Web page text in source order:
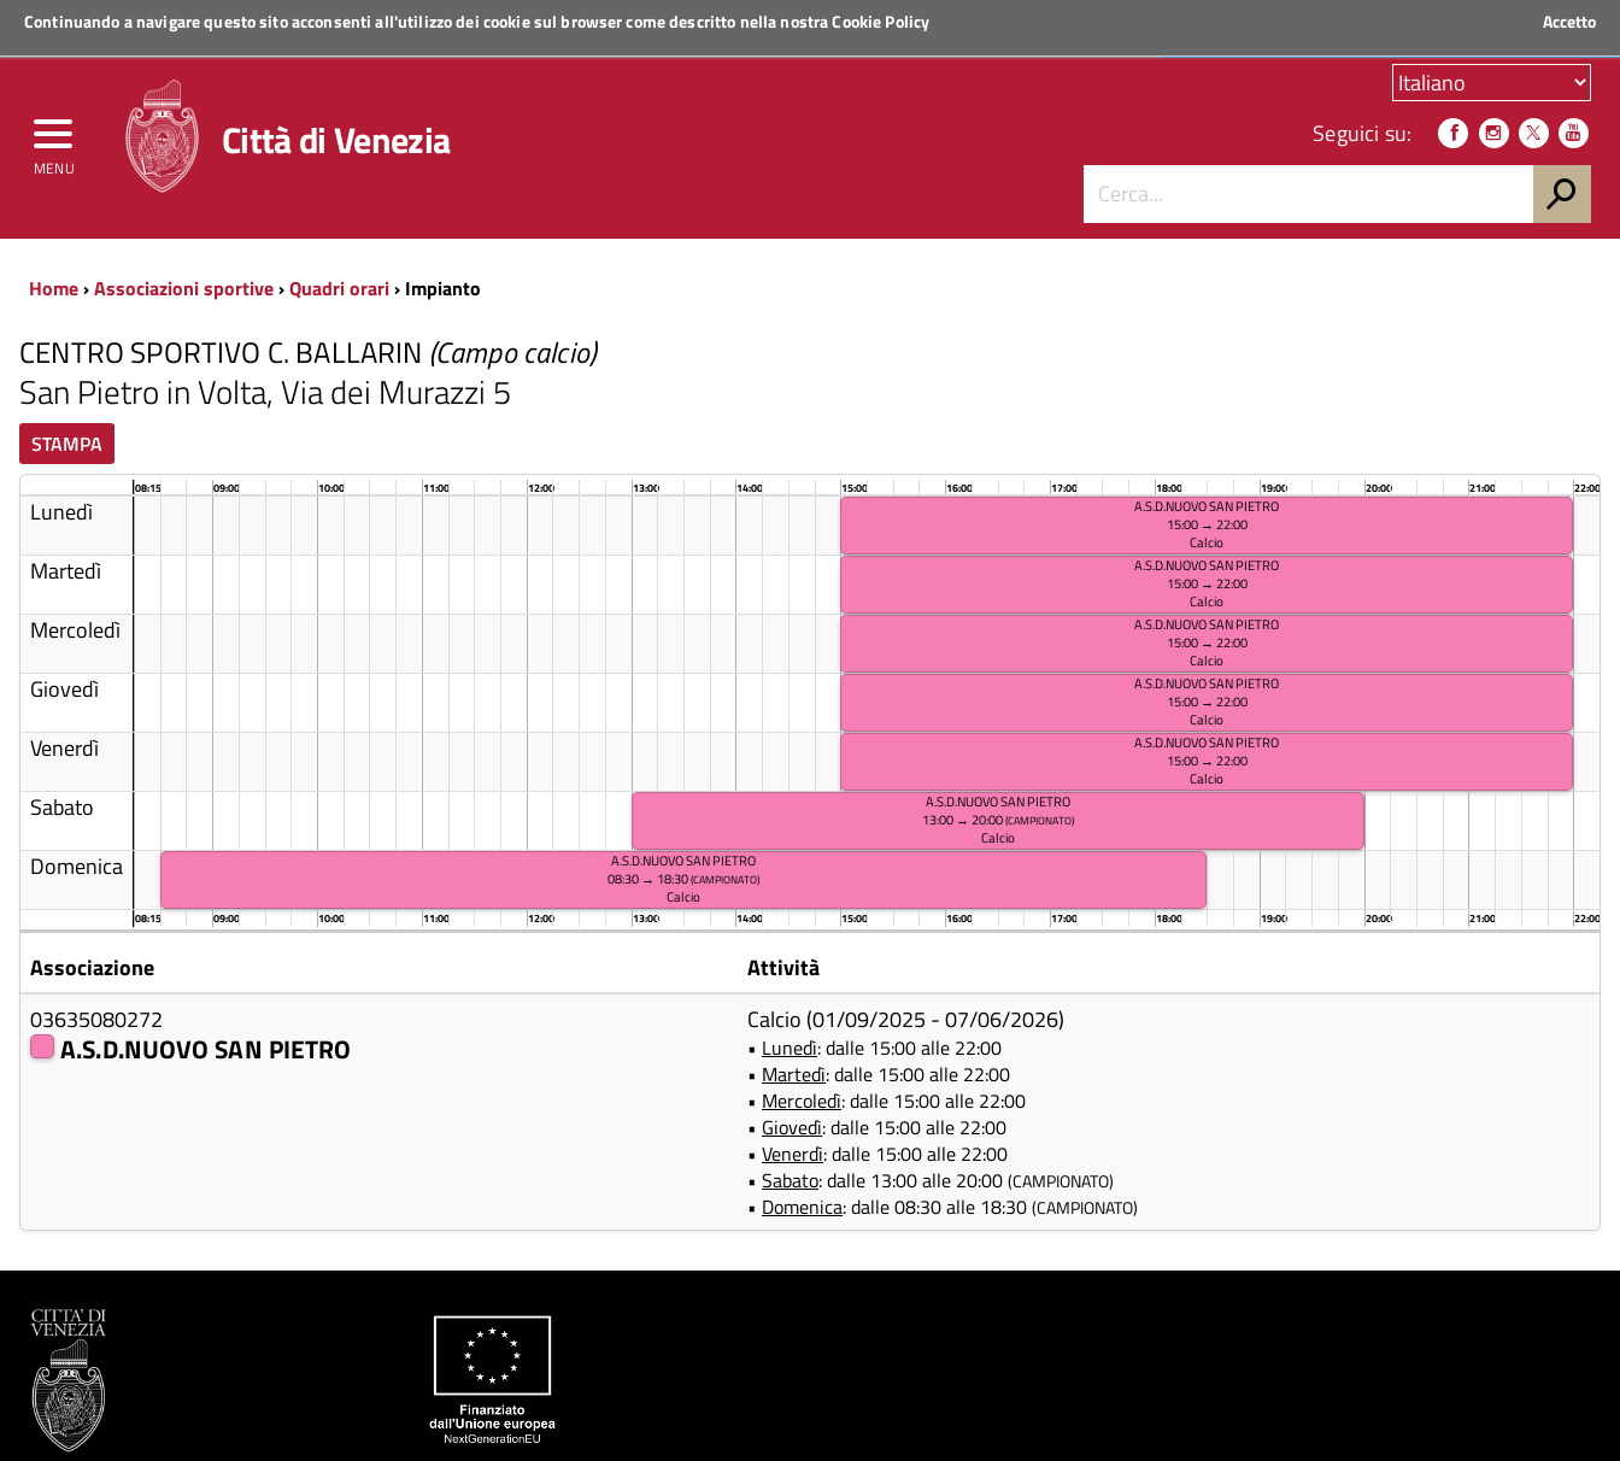
Continuando a navigare questo sito acconsenti all'utilizzo dei cookie sul browser come descritto nella nostraCookie Policy Accetto
MENU
Regione Veneto
Città di Venezia Seguici su:
Home›Associazioni sportive›Quadri orari› Impianto
CENTRO SPORTIVO C. BALLARIN (Campo calcio)
San Pietro in Volta, Via dei Murazzi 5
STAMPA
08:15 09:00 10:00 11:00 12:00 13:00 14:00 15:00 16:00 17:00 18:00 19:00 20:00 21:00 22:00
Lunedì
A.S.D.NUOVO SAN PIETRO
15:00 → 22:00
Calcio
Martedì
A.S.D.NUOVO SAN PIETRO
15:00 → 22:00
Calcio
Mercoledì
A.S.D.NUOVO SAN PIETRO
15:00 → 22:00
Calcio
Giovedì
A.S.D.NUOVO SAN PIETRO
15:00 → 22:00
Calcio
Venerdì
A.S.D.NUOVO SAN PIETRO
15:00 → 22:00
Calcio
Sabato
A.S.D.NUOVO SAN PIETRO
13:00 → 20:00(CAMPIONATO)
Calcio
Domenica
A.S.D.NUOVO SAN PIETRO
08:30 → 18:30(CAMPIONATO)
Calcio
08:15 09:00 10:00 11:00 12:00 13:00 14:00 15:00 16:00 17:00 18:00 19:00 20:00 21:00 22:00
Associazione
Attività
03635080272
A.S.D.NUOVO SAN PIETRO
Calcio (01/09/2025 - 07/06/2026)
• Lunedì: dalle 15:00 alle 22:00
• Martedì: dalle 15:00 alle 22:00
• Mercoledì: dalle 15:00 alle 22:00
• Giovedì: dalle 15:00 alle 22:00
• Venerdì: dalle 15:00 alle 22:00
• Sabato: dalle 13:00 alle 20:00(CAMPIONATO)
• Domenica: dalle 08:30 alle 18:30(CAMPIONATO)